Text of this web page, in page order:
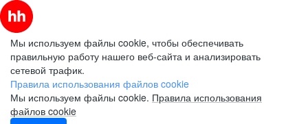
Мы используем файлы cookie, чтобы обеспечивать
правильную работу нашего веб-сайта и анализировать
сетевой трафик.
Правила использования файлов cookie
Мы используем файлы cookie. Правила использования
файлов cookie